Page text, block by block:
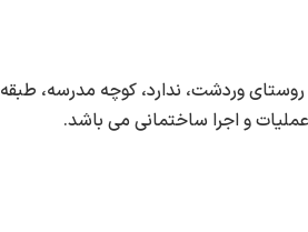
وردشت، ندارد، کوچه مدرسه، طبقه
و اجرا ساختمانی می باشد.